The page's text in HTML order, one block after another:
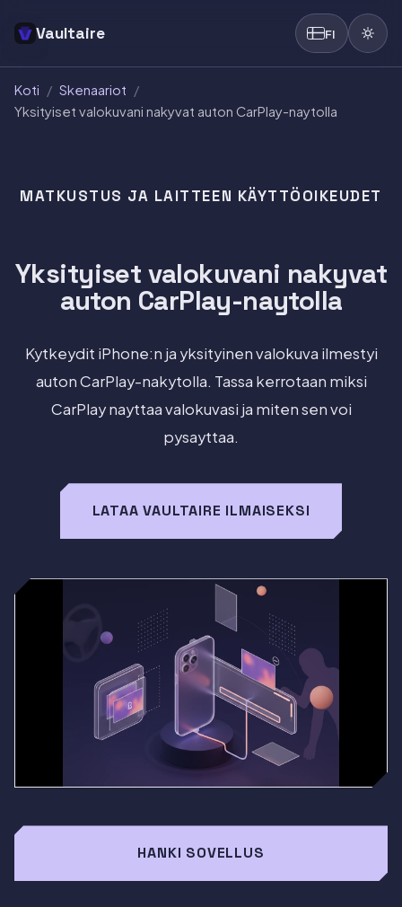
Vaultaire FI
Koti / Skenaariot /
Yksityiset valokuvani nakyvat auton CarPlay-naytolla
MATKUSTUS JA LAITTEEN KÄYTTÖOIKEUDET
Yksityiset valokuvani nakyvat
auton CarPlay-naytolla
Kytkeydit iPhone:n ja yksityinen valokuva ilmestyi
auton CarPlay-nakytolla. Tassa kerrotaan miksi
CarPlay nayttaa valokuvasi ja miten sen voi
pysayttaa.
LATAA VAULTAIRE ILMAISEKSI
HANKI SOVELLUS